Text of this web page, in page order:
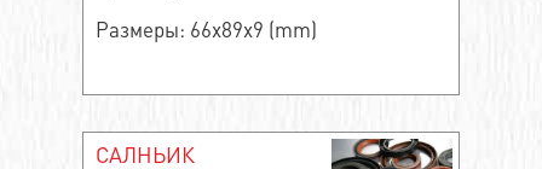
Размеры: 66x89x9 (mm)
САЛНЬИК